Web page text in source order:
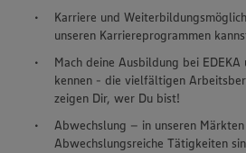
Karriere und
unseren Karriereprogrammen
Mach deine Ausbildung bei
kennen - die vielfältigen
zeigen Dir, wer Du bist!
Abwechslung – in unseren
Abwechslungsreiche Tätigkeiten